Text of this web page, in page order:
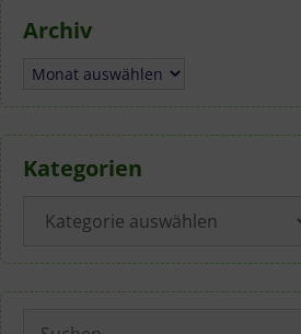
Archiv
Archiv
Kategorien
Suchen